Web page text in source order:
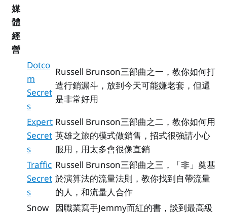
媒
體
經
營
Dotco
m
Secret
s
Russell Brunson三部曲之一，教你如何打
造行銷漏斗，放到今天可能嫌老套，但還
是非常好用
Expert
Secret
s
Russell Brunson三部曲之二，教你如何用
英雄之旅的模式做銷售，招式很強請小心
服用，用太多會很像直銷
Traffic
Secret
s
Russell Brunson三部曲之三，「非」奠基
於演算法的流量法則，教你找到自帶流量
的人，和流量人合作
Snow
因職業寫手Jemmy而紅的書，談到最高級